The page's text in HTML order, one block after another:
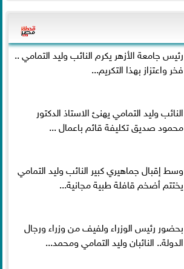
رئيس جامعة الأزهر يكرم النائب وليد التمامي ..
فخر واعتزاز بهذا التكريم...
النائب وليد التمامي يهنئ الاستاذ الدكتور
محمود صديق تكليفة قائم باعمال ...
وسط إقبال جماهيري كبير النائب وليد التمامي
يختتم أضخم قافلة طبية مجانية...
بحضور رئيس الوزراء ولفيف من وزراء ورجال
الدولة.. النائبان وليد التمامي ومحمد...